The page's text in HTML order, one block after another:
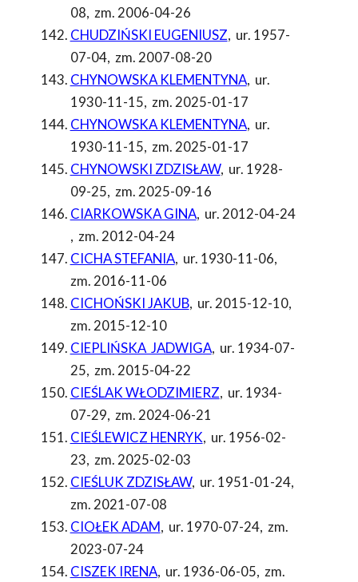
08, zm. 2006-04-26
CHUDZIŃSKI EUGENIUSZ, ur. 1957-
07-04, zm. 2007-08-20
CHYNOWSKA KLEMENTYNA, ur.
1930-11-15, zm. 2025-01-17
CHYNOWSKA KLEMENTYNA, ur.
1930-11-15, zm. 2025-01-17
CHYNOWSKI ZDZISŁAW, ur. 1928-
09-25, zm. 2025-09-16
CIARKOWSKA GINA, ur. 2012-04-24
, zm. 2012-04-24
CICHA STEFANIA, ur. 1930-11-06,
zm. 2016-11-06
CICHOŃSKI JAKUB, ur. 2015-12-10,
zm. 2015-12-10
CIEPLIŃSKA JADWIGA, ur. 1934-07-
25, zm. 2015-04-22
CIEŚLAK WŁODZIMIERZ, ur. 1934-
07-29, zm. 2024-06-21
CIEŚLEWICZ HENRYK, ur. 1956-02-
23, zm. 2025-02-03
CIEŚLUK ZDZISŁAW, ur. 1951-01-24,
zm. 2021-07-08
CIOŁEK ADAM, ur. 1970-07-24, zm.
2023-07-24
CISZEK IRENA, ur. 1936-06-05, zm.